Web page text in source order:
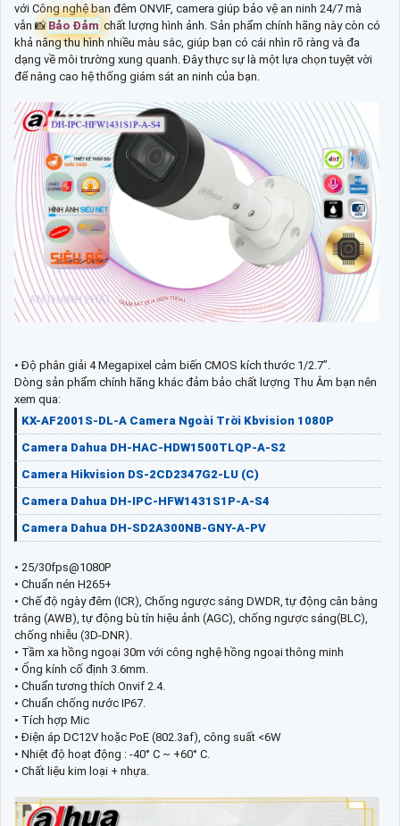
với Công nghệ ban đêm ONVIF, camera giúp bảo vệ an ninh 24/7 mà
vẫn 📸 Bảo Đảm chất lượng hình ảnh. Sản phẩm chính hãng này còn có
khả năng thu hình nhiều màu sắc, giúp bạn có cái nhìn rõ ràng và đa
dạng về môi trường xung quanh. Đây thực sự là một lựa chọn tuyệt vời
để nâng cao hệ thống giám sát an ninh của bạn.
• Độ phân giải 4 Megapixel cảm biến CMOS kích thước 1/2.7”.
Dòng sản phẩm chính hãng khác đảm bảo chất lượng Thu Âm bạn nên
xem qua:
KX-AF2001S-DL-A Camera Ngoài Trời Kbvision 1080P
Camera Dahua DH-HAC-HDW1500TLQP-A-S2
Camera Hikvision DS-2CD2347G2-LU (C)
Camera Dahua DH-IPC-HFW1431S1P-A-S4
Camera Dahua DH-SD2A300NB-GNY-A-PV
• 25/30fps@1080P
• Chuẩn nén H265+
• Chế độ ngày đêm (ICR), Chống ngược sáng DWDR, tự động cân bằng
trắng (AWB), tự động bù tín hiệu ảnh (AGC), chống ngược sáng(BLC),
chống nhiễu (3D-DNR).
• Tầm xa hồng ngoại 30m với công nghệ hồng ngoại thông minh
• Ống kính cố định 3.6mm.
• Chuẩn tương thích Onvif 2.4.
• Chuẩn chống nước IP67.
• Tích hợp Mic
• Điện áp DC12V hoặc PoE (802.3af), công suất <6W
• Nhiệt độ hoạt động : -40° C ~ +60° C.
• Chất liệu kim loại + nhựa.